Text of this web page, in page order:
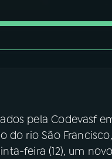
pela Codevasf
rio São
feira (12), um